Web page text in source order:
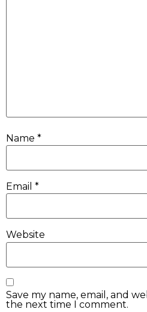
Name *
Email *
Website
Save my name, email, and
the next time I comment.